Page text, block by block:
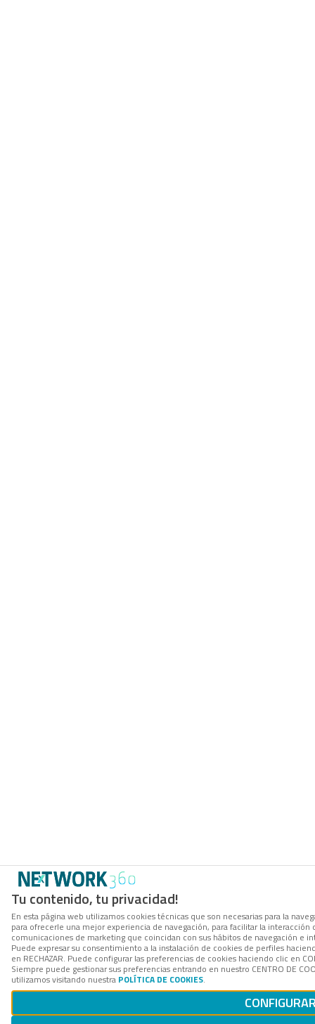
Tu contenido, tu privacidad!
En esta página web utilizamos cookies técnicas que son necesarias para la
para ofrecerle una mejor experiencia de navegación, para facilitar la
comunicaciones de marketing que coincidan con sus hábitos de navegación e
Puede expresar su consentimiento a la instalación de cookies de perfiles
en RECHAZAR. Puede configurar las preferencias de cookies haciendo clic en
Siempre puede gestionar sus preferencias entrando en nuestro CENTRO DE
utilizamos visitando nuestra POLÍTICA DE COOKIES.